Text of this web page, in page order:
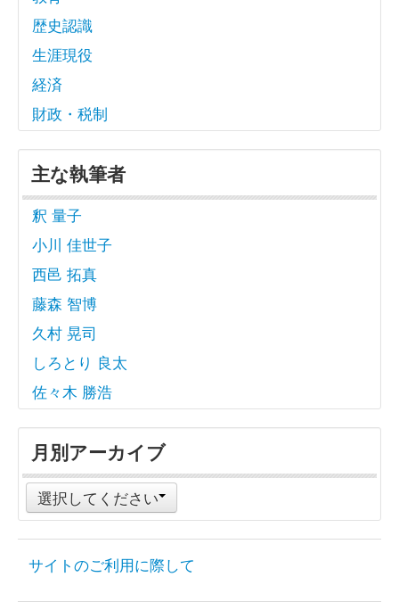
歴史認識
生涯現役
経済
財政・税制
主な執筆者
釈 量子
小川 佳世子
西邑 拓真
藤森 智博
久村 晃司
しろとり 良太
佐々木 勝浩
月別アーカイブ
選択してください
サイトのご利用に際して